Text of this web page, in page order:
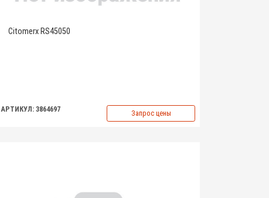
Citomerx RS45050
АРТИКУЛ: 3864697 Запрос цены